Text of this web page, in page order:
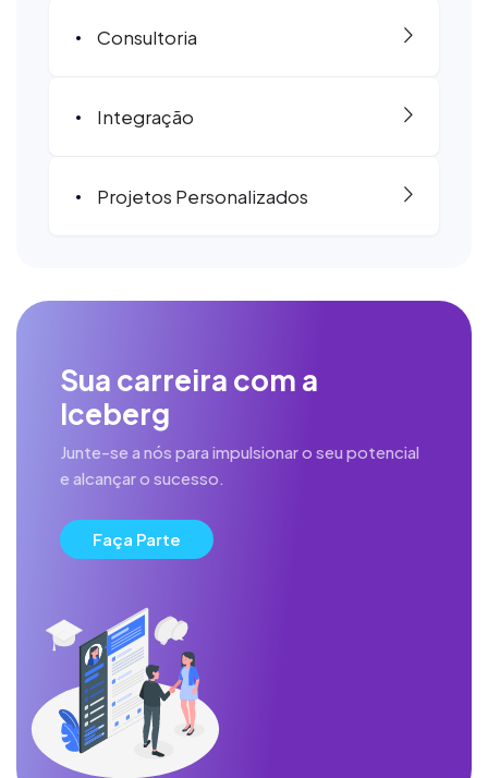
Consultoria
Integração
Projetos Personalizados
Sua carreira com a
Iceberg
Junte-se a nós para impulsionar o seu potencial
e alcançar o sucesso.
Faça Parte